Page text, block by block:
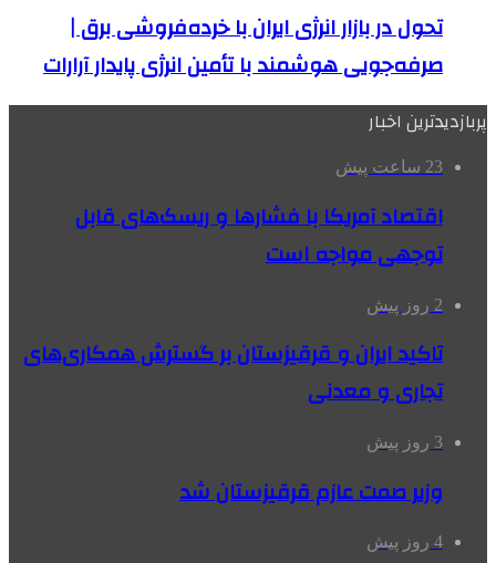
تحول در بازار انرژی ایران با خرده‌فروشی برق |
صرفه‌جویی هوشمند با تأمین انرژی پایدار آرارات
پربازدیدترین اخبار
23 ساعت پیش
اقتصاد آمریکا با فشارها و ریسک‌های قابل
توجهی مواجه است
2 روز پیش
تاکید ایران و قرقیزستان بر گسترش همکاری‌های
تجاری و معدنی
3 روز پیش
وزیر صمت عازم قرقیزستان شد
4 روز پیش